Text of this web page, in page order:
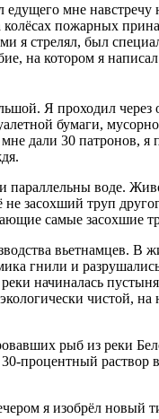
мне
пожарных
я стрелял, был
на котором я
Я проходил через
бумаги,
дали 30 патронов,
воде.
засохший труп
самые засохшие
вьетнамцев. В
гнили и
начиналась
чистой,
рыб из реки
раствор
я изобрёл